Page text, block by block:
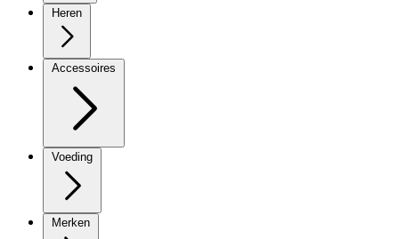
Heren
Accessoires
Voeding
Merken